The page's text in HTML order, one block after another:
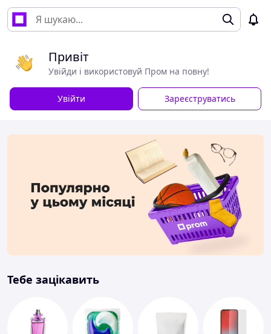
Привіт
Увійди і використовуй Пром на повну!
Увійти Зареєструватись
Тебе зацікавить